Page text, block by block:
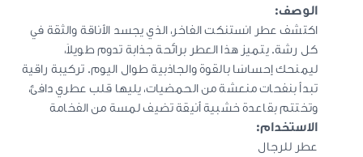
الوصف:
اكتشف عطر انستنكت الفاخر، الذي يجسد الأناقة والثقة في
كل رشة. يتميز هذا العطر برائحة جذابة تدوم طويلاً،
ليمنحك إحساسًا بالقوة والجاذبية طوال اليوم. تركيبة راقية
تبدأ بنفحات منعشة من الحمضيات، يليها قلب عطري دافئ،
وتختتم بقاعدة خشبية أنيقة تضيف لمسة من الفخامة
الاستخدام:
عطر للرجال